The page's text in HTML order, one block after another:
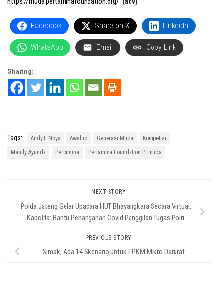
Facebook Share on X LinkedIn
WhatsApp Email Copy Link
Sharing:
Tags: Andy F Noya Awal.id Generasi Muda Kompetisi
Maudy Ayunda Pertamina Pertamina Foundation PFmuda
NEXT STORY
Polda Jateng Gelar Upacara HUT Bhayangkara Secara Virtual,
Kapolda: Bantu Penanganan Covid Panggilan Tugas Polri
PREVIOUS STORY
Simak, Ada 14 Skenario untuk PPKM Mikro Darurat